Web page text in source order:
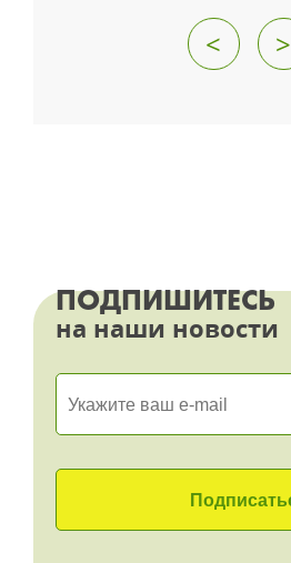
< >
ПОДПИШИТЕСЬ
на наши новости